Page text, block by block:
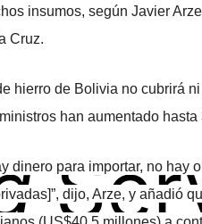
insumos, según Javier
Cruz.
hierro de Bolivia no cubrirá
han aumentado hasta
dinero para importar, no
dijo, Arze, y añadió